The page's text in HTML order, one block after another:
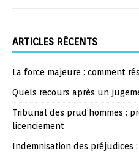
ARTICLES RÉCENTS
La force majeure : comment
Quels recours après un
Tribunal des prud’hommes :
licenciement
Indemnisation des préjudices